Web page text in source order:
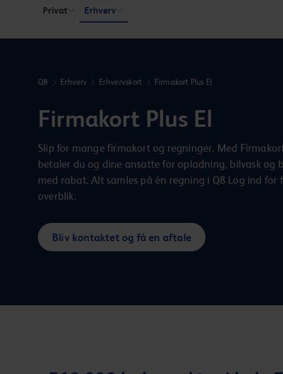
Hoppa över länk
Privat
Erhverv
Q8 Erhverv Erhvervskort Firmakort Plus El
Firmakort Plus El
Slip for mange firmakort og regninger. Med Firmakort
betaler du og dine ansatte for opladning, bilvask og
med rabat. Alt samles på én regning i Q8 Log ind for
overblik.
Bliv kontaktet og få en aftale